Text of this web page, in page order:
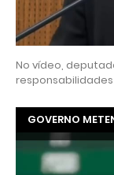
No vídeo,
GOVERNO